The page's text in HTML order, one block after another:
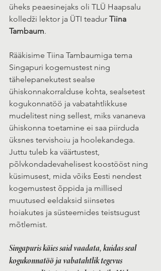
üheks peaesinejaks oli TLÜ Haapsalu
kolledži lektor ja ÜTI teadur Tiina
Tambaum.
Rääkisime Tiina Tambaumiga tema
Singapuri kogemustest ning
tähelepanekutest sealse
ühiskonnakorralduse kohta, sealsetest
kogukonnatöö ja vabatahtlikkuse
mudelitest ning sellest, miks vananeva
ühiskonna toetamine ei saa piirduda
üksnes tervishoiu ja hoolekandega.
Juttu tuleb ka väärtustest,
põlvkondadevahelisest koostööst ning
küsimusest, mida võiks Eesti nendest
kogemustest õppida ja millised
muutused eeldaksid siinsetes
hoiakutes ja süsteemides teistsugust
mõtlemist.
Singapuris käies said vaadata, kuidas seal
kogukonnatöö ja vabatahtlik tegevus